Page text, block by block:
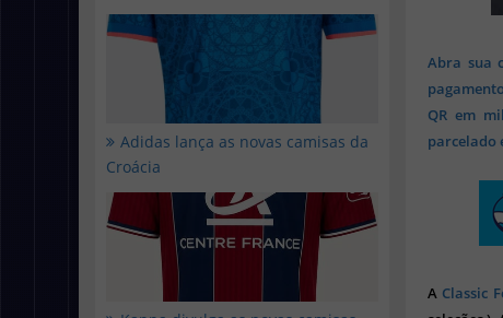
Adidas lança as novas camisas da
Croácia
Abra sua
QR em
parcelado
A Classic